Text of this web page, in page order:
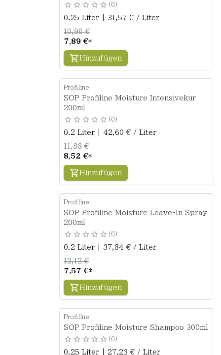
0
0.25 Liter | 31,57 € / Liter
7,89 €*
10,96 €
Hinzufügen
Profiline
SOP Profiline Moisture Intensivekur
200ml
0
0.2 Liter | 42,60 € / Liter
8,52 €*
11,88 €
Hinzufügen
Profiline
SOP Profiline Moisture Leave-In Spray
200ml
0
0.2 Liter | 37,84 € / Liter
7,57 €*
12,12 €
Hinzufügen
Profiline
SOP Profiline Moisture Shampoo 300ml
0
0.25 Liter | 27,23 € / Liter